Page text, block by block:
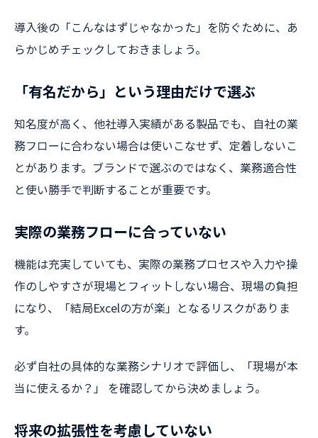
導入後の「こんなはずじゃなかった」を防ぐために、あ
らかじめチェックしておきましょう。
「有名だから」という理由だけで選ぶ
知名度が高く、他社導入実績がある製品でも、自社の業
務フローに合わない場合は使いこなせず、定着しないこ
とがあります。ブランドで選ぶのではなく、業務適合性
と使い勝手で判断することが重要です。
実際の業務フローに合っていない
機能は充実していても、実際の業務プロセスや入力や操
作のしやすさが現場とフィットしない場合、現場の負担
になり、「結局Excelの方が楽」となるリスクがありま
す。
必ず自社の具体的な業務シナリオで評価し、「現場が本
当に使えるか？」 を確認してから決めましょう。
将来の拡張性を考慮していない